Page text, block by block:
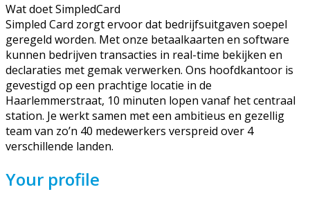
Wat doet SimpledCard
Simpled Card zorgt ervoor dat bedrijfsuitgaven soepel
geregeld worden. Met onze betaalkaarten en software
kunnen bedrijven transacties in real-time bekijken en
declaraties met gemak verwerken. Ons hoofdkantoor is
gevestigd op een prachtige locatie in de
Haarlemmerstraat, 10 minuten lopen vanaf het centraal
station. Je werkt samen met een ambitieus en gezellig
team van zo’n 40 medewerkers verspreid over 4
verschillende landen.
Your profile